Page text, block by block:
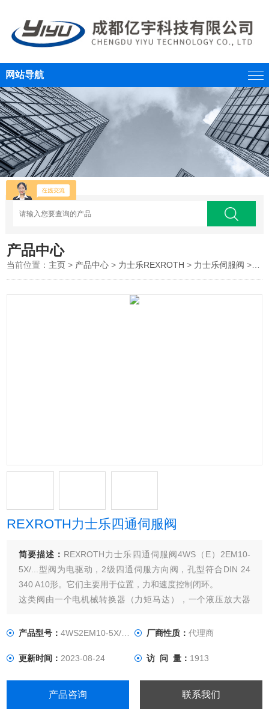
网站导航
产品中心
当前位置： 主页 > 产品中心 > 力士乐REXROTH > 力士乐伺服阀 >REXROTH力士乐四通伺服阀
REXROTH力士乐四通伺服阀
简要描述： REXROTH力士乐四通伺服阀4WS（E）2EM10-
5X/...型阀为电驱动，2级四通伺服方向阀，孔型符合DIN 24
340 A10形。它们主要用于位置，力和速度控制闭环。
这类阀由一个电机械转换器（力矩马达），一个液压放大器
发亏连接到力矩马达上。
产品型号：4WS2EM10-5X/75B11XHT315 厂商性质： 代理商
更新时间：2023-08-24 访 问 量： 1913
产品咨询 联系我们